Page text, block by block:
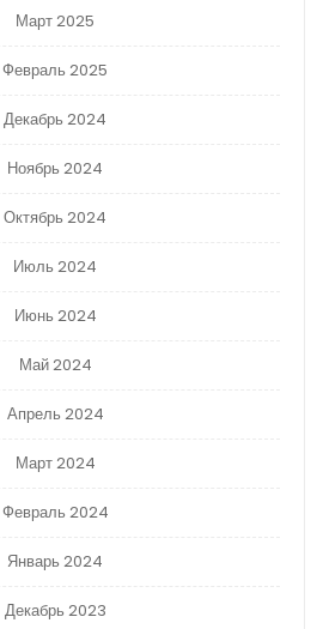
Март 2025
Февраль 2025
Декабрь 2024
Ноябрь 2024
Октябрь 2024
Июль 2024
Июнь 2024
Май 2024
Апрель 2024
Март 2024
Февраль 2024
Январь 2024
Декабрь 2023